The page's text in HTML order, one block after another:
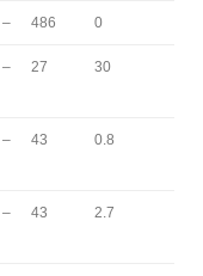
– 486 0
– 27 30
– 43 0.8
– 43 2.7